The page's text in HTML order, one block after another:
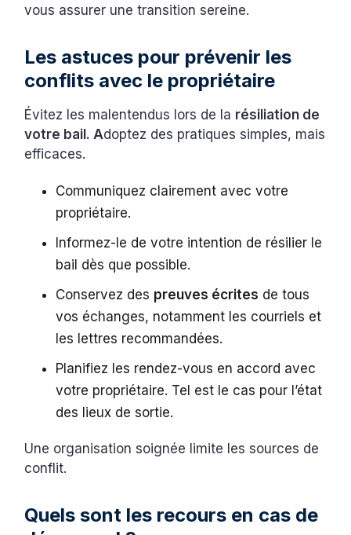
vous assurer une transition sereine.
Les astuces pour prévenir les
conflits avec le propriétaire
Évitez les malentendus lors de la résiliation de
votre bail. Adoptez des pratiques simples, mais
efficaces.
Communiquez clairement avec votre
propriétaire.
Informez-le de votre intention de résilier le
bail dès que possible.
Conservez des preuves écrites de tous
vos échanges, notamment les courriels et
les lettres recommandées.
Planifiez les rendez-vous en accord avec
votre propriétaire. Tel est le cas pour l’état
des lieux de sortie.
Une organisation soignée limite les sources de
conflit.
Quels sont les recours en cas de